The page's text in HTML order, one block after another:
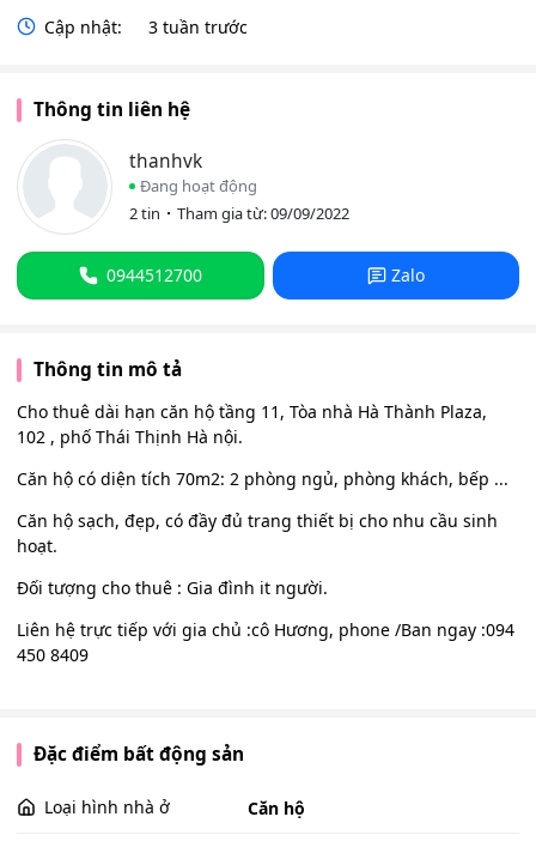
Cập nhật:
3 tuần trước
Thông tin liên hệ
thanhvk
Đang hoạt động
2 tin
Tham gia từ: 09/09/2022
0944512700 Zalo
Thông tin mô tả
Cho thuê dài hạn căn hộ tầng 11, Tòa nhà Hà Thành Plaza,
102 , phố Thái Thịnh Hà nội.
Căn hộ có diện tích 70m2: 2 phòng ngủ, phòng khách, bếp ...
Căn hộ sạch, đẹp, có đầy đủ trang thiết bị cho nhu cầu sinh
hoạt.
Đối tượng cho thuê : Gia đình it người.
Liên hệ trực tiếp với gia chủ :cô Hương, phone /Ban ngay :094
450 8409
Đặc điểm bất động sản
Loại hình nhà ở Căn hộ